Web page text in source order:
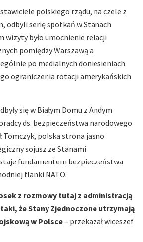
polskiego rządu, na czele z
odbyli serię spotkań w Stanach
wizyty było umocnienie relacji
pomiędzy Warszawą a
po medialnych doniesieniach
ograniczenia rotacji amerykańskich
się w Białym Domu z Andym
ds. bezpieczeństwa narodowego
Tomczyk, polska strona jasno
sojusz ze Stanami
fundamentem bezpieczeństwa
flanki NATO.
z rozmowy tutaj z administracją
że Stany Zjednoczone utrzymają
w Polsce– przekazał wiceszef